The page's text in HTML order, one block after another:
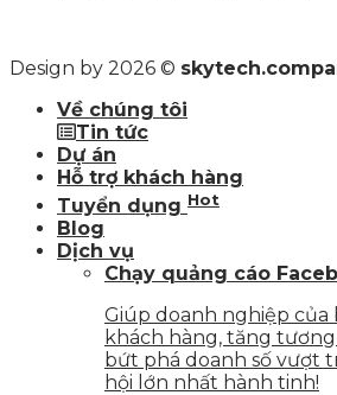
Design by 2026 ©
Về chúng tôi
Tin tức
Dự án
Hỗ trợ khách hàng
Tuyển dụng Hot
Blog
Dịch vụ
Chạy quảng cáo
Giúp doanh nghiệp của
khách hàng, tăng
bứt phá doanh số vượt
hội lớn nhất hành tinh!